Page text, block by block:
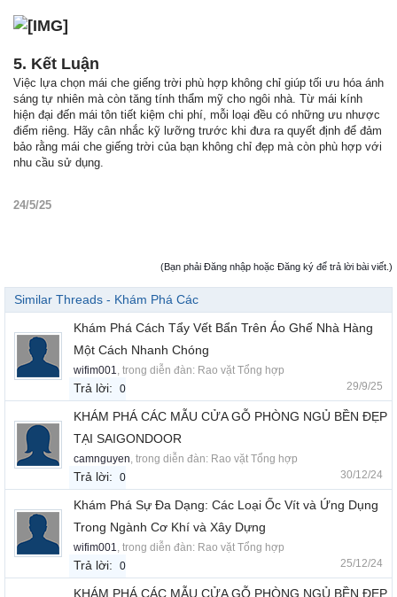
5. Kết Luận
Việc lựa chọn mái che giếng trời phù hợp không chỉ giúp tối ưu hóa ánh
sáng tự nhiên mà còn tăng tính thẩm mỹ cho ngôi nhà. Từ mái kính
hiện đại đến mái tôn tiết kiệm chi phí, mỗi loại đều có những ưu nhược
điểm riêng. Hãy cân nhắc kỹ lưỡng trước khi đưa ra quyết định để đảm
bảo rằng mái che giếng trời của bạn không chỉ đẹp mà còn phù hợp với
nhu cầu sử dụng.
24/5/25
(Bạn phải Đăng nhập hoặc Đăng ký để trả lời bài viết.)
Similar Threads - Khám Phá Các
Khám Phá Cách Tẩy Vết Bẩn Trên Áo Ghế Nhà Hàng
Một Cách Nhanh Chóng
wifim001, trong diễn đàn: Rao vặt Tổng hợp
Trả lời: 0 29/9/25
KHÁM PHÁ CÁC MẪU CỬA GỖ PHÒNG NGỦ BỀN ĐẸP
TẠI SAIGONDOOR
camnguyen, trong diễn đàn: Rao vặt Tổng hợp
Trả lời: 0 30/12/24
Khám Phá Sự Đa Dạng: Các Loại Ốc Vít và Ứng Dụng
Trong Ngành Cơ Khí và Xây Dựng
wifim001, trong diễn đàn: Rao vặt Tổng hợp
Trả lời: 0 25/12/24
KHÁM PHÁ CÁC MẪU CỬA GỖ PHÒNG NGỦ BỀN ĐẸP